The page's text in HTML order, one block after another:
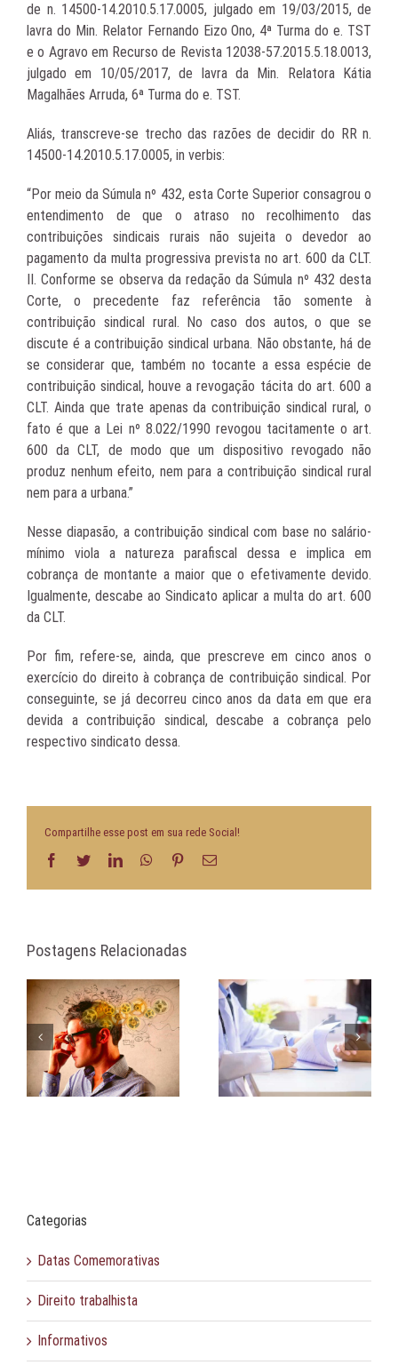
de n. 14500-14.2010.5.17.0005, julgado em 19/03/2015, de
lavra do Min. Relator Fernando Eizo Ono, 4ª Turma do e. TST
e o Agravo em Recurso de Revista 12038-57.2015.5.18.0013,
julgado em 10/05/2017, de lavra da Min. Relatora Kátia
Magalhães Arruda, 6ª Turma do e. TST.
Aliás, transcreve-se trecho das razões de decidir do RR n.
14500-14.2010.5.17.0005, in verbis:
“Por meio da Súmula nº 432, esta Corte Superior consagrou o
entendimento de que o atraso no recolhimento das
contribuições sindicais rurais não sujeita o devedor ao
pagamento da multa progressiva prevista no art. 600 da CLT.
II. Conforme se observa da redação da Súmula nº 432 desta
Corte, o precedente faz referência tão somente à
contribuição sindical rural. No caso dos autos, o que se
discute é a contribuição sindical urbana. Não obstante, há de
se considerar que, também no tocante a essa espécie de
contribuição sindical, houve a revogação tácita do art. 600 a
CLT. Ainda que trate apenas da contribuição sindical rural, o
fato é que a Lei nº 8.022/1990 revogou tacitamente o art.
600 da CLT, de modo que um dispositivo revogado não
produz nenhum efeito, nem para a contribuição sindical rural
nem para a urbana.”
Nesse diapasão, a contribuição sindical com base no salário-
mínimo viola a natureza parafiscal dessa e implica em
cobrança de montante a maior que o efetivamente devido.
Igualmente, descabe ao Sindicato aplicar a multa do art. 600
da CLT.
Por fim, refere-se, ainda, que prescreve em cinco anos o
exercício do direito à cobrança de contribuição sindical. Por
conseguinte, se já decorreu cinco anos da data em que era
devida a contribuição sindical, descabe a cobrança pelo
respectivo sindicato dessa.
Compartilhe esse post em sua rede Social!
Facebook
TwitterLinkedInWhatsApp
Pinterest
E-
Postagens Relacionadas
Isenção de carência |
Doenças e afecções
Comunicação assertiva
na negociação
Categorias
Datas Comemorativas
Direito trabalhista
Informativos